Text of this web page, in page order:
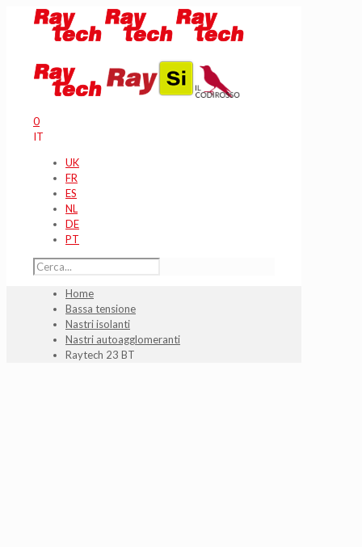
0
IT
UK
FR
ES
NL
DE
PT
Home
Bassa tensione
Nastri isolanti
Nastri autoagglomeranti
Raytech 23 BT